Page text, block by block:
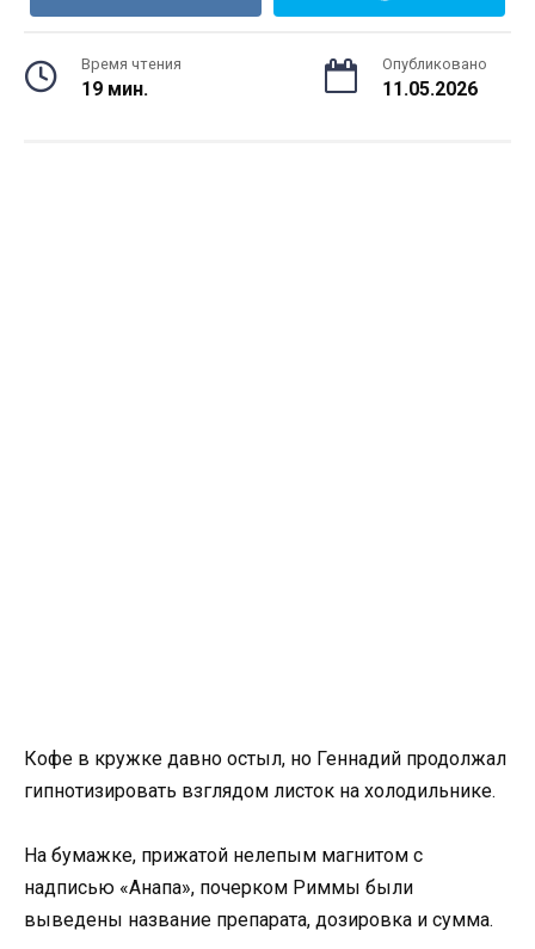
Время чтения
19 мин.
Опубликовано
11.05.2026
Кофе в кружке давно остыл, но Геннадий продолжал
гипнотизировать взглядом листок на холодильнике.
На бумажке, прижатой нелепым магнитом с
надписью «Анапа», почерком Риммы были
выведены название препарата, дозировка и сумма.